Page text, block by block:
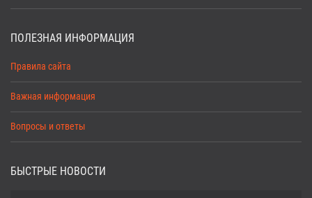
ПОЛЕЗНАЯ ИНФОРМАЦИЯ
Правила сайта
Важная информация
Вопросы и ответы
БЫСТРЫЕ НОВОСТИ